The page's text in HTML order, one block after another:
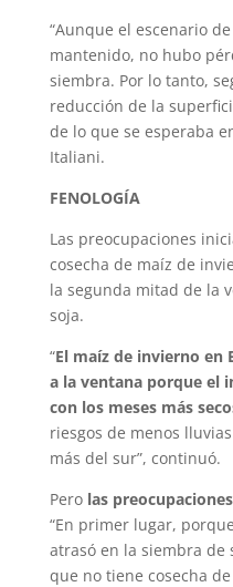
“Aunque el escenario
mantenido, no hubo
siembra. Por lo tanto,
reducción de la
de lo que se esperaba
Italiani.
FENOLOGÍA
Las preocupaciones
cosecha de maíz de
la segunda mitad de la
soja.
“El maíz de invierno en
a la ventana porque el
con los meses más
riesgos de menos
más del sur”, continuó.
Pero las
“En primer lugar,
atrasó en la siembra de
que no tiene cosecha